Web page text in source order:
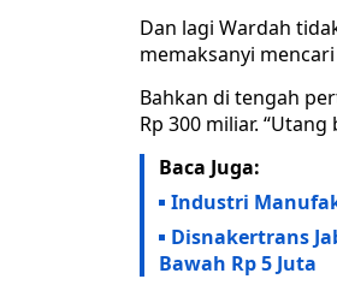
Dan lagi Wardah
memaksanyi
Bahkan di tengah
Rp 300 miliar.
Baca Juga:
Industri
Disnakertrans
Bawah Rp 5 Juta